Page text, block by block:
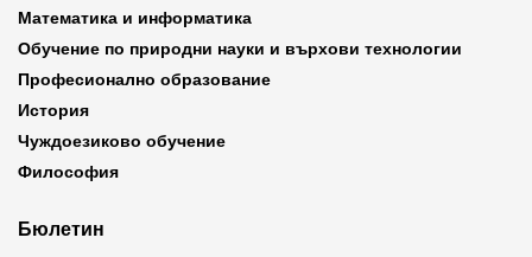
Математика и информатика
Обучение по природни науки и върхови технологии
Професионално образование
История
Чуждоезиково обучение
Философия
Бюлетин